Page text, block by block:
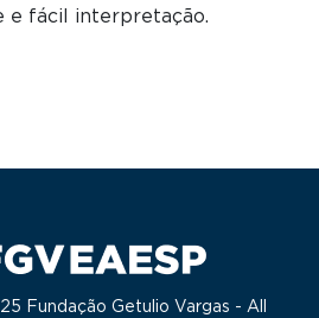
e fácil interpretação.
Fundação Getulio Vargas - All